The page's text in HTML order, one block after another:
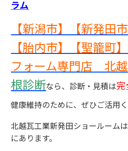
ラム
【新潟市】【新発田
【胎内市】【聖籠町
フォーム専門店 北
根診断なら、診断・見積は
健康維持のために、ぜひご活用く
北越瓦工業新発田ショールーム
にあります。